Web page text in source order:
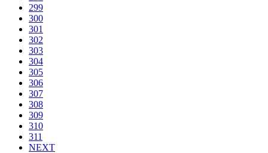
299
300
301
302
303
304
305
306
307
308
309
310
311
NEXT